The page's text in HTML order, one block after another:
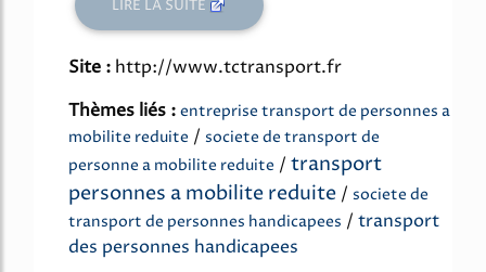
LIRE LA SUITE
Site : http://www.tctransport.fr
Thèmes liés : entreprise transport de personnes a
mobilite reduite / societe de transport de
personne a mobilite reduite / transport
personnes a mobilite reduite / societe de
transport de personnes handicapees / transport
des personnes handicapees